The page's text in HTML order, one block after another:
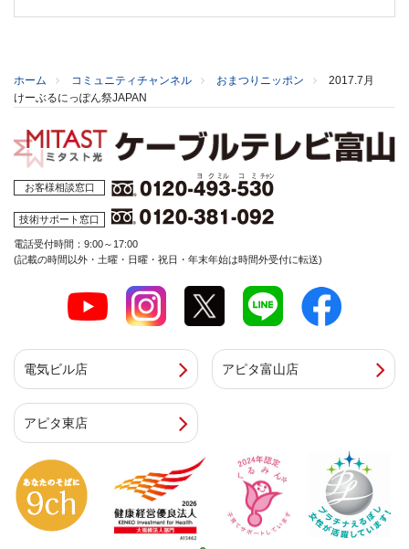
ホーム コミュニティチャンネル おまつりニッポン
2017.7月
けーぶるにっぽん祭JAPAN
お客様相談窓口
技術サポート窓口
電話受付時間：9:00～17:00
(記載の時間以外・土曜・日曜・祝日・年末年始は時間外受付に転送)
電気ビル店 アピタ富山店
アピタ東店